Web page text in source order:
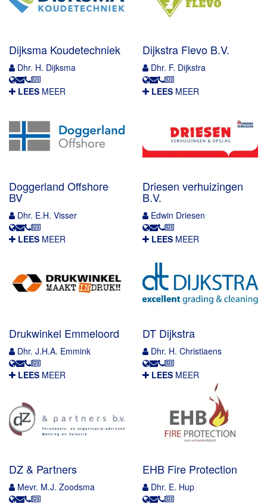
Dijksma Koudetechniek
Dhr. H. Dijksma
Dijkstra Flevo B.V.
Dhr. F. Dijkstra
LEES MEER
Doggerland Offshore
BV
Dhr. E.H. Visser
LEES MEER
Driesen verhuizingen
B.V.
Edwin Driesen
LEES MEER
Drukwinkel Emmeloord
Dhr. J.H.A. Emmink
LEES MEER
DT Dijkstra
Dhr. H. Christiaens
LEES MEER
DZ & Partners
Mevr. M.J. Zoodsma
LEES MEER
EHB Fire Protection
Dhr. E. Hup